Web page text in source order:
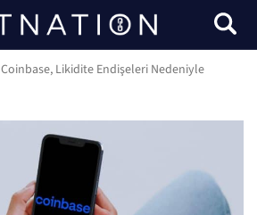
bitnasyon
Coinbase, Likidite Endişeleri Nedeniyle